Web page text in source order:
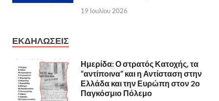
19 Ιουλίου 2026
ΕΚΔΗΛΩΣΕΙΣ
Ημερίδα: Ο στρατός Κατοχής, τα
“αντίποινα” και η Αντίσταση στην
Ελλάδα και την Ευρώπη στον 2ο
Παγκόσμιο Πόλεμο